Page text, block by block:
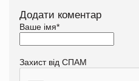
Додати коментар
Ваше імя*
Захист від СПАМ